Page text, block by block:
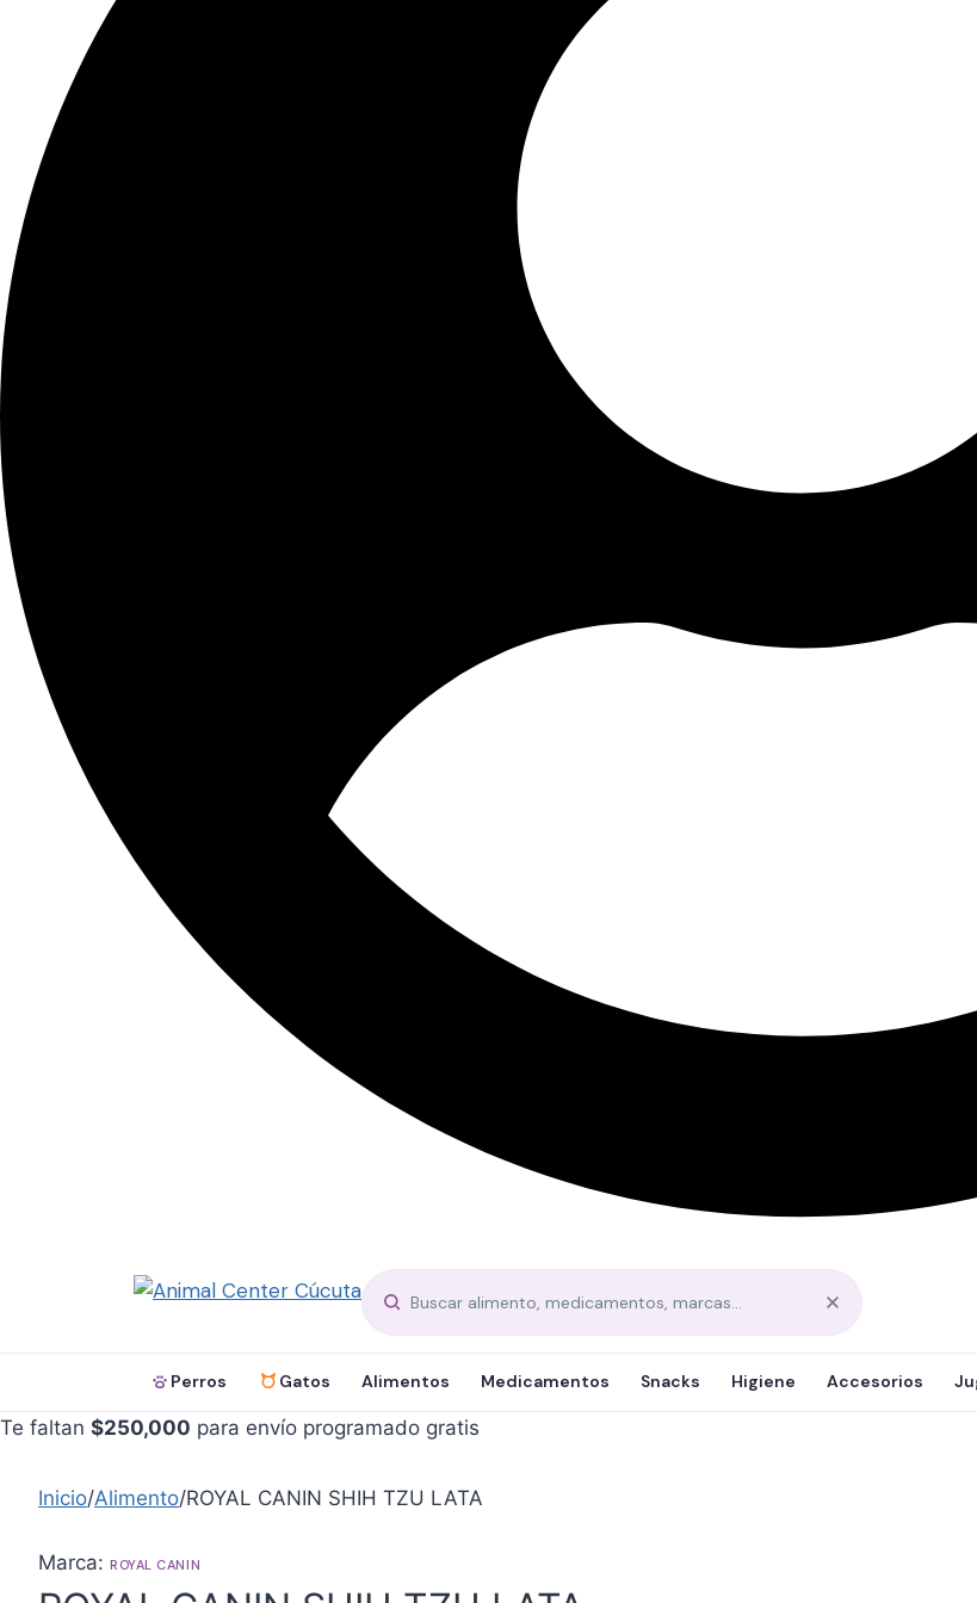
Perros Gatos Alimentos Medicamentos Snacks Higiene Accesorios
Te faltan $250,000 para envío programado gratis
Inicio/Alimento/ROYAL CANIN SHIH TZU LATA
Marca: ROYAL CANIN